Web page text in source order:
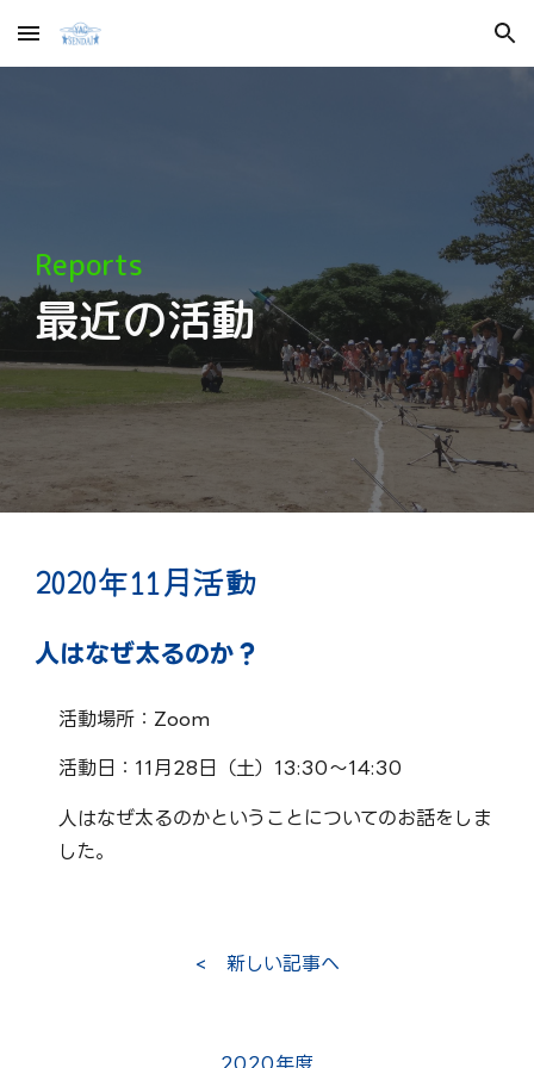
Skip to main content Skip to navigation
Reports
最近の活動
2020年11月活動
人はなぜ太るのか？
活動場所：Zoom
活動日：11月28日（土）13:30～14:30
人はなぜ太るのかということについてのお話をしま
した。
< 新しい記事へ
2020年度